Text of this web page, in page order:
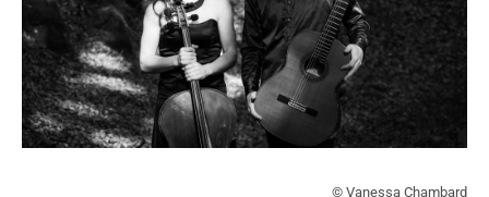
© Vanessa Chambard